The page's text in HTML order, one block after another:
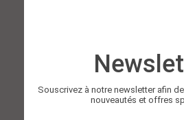
Souscrivez à notre newsletter afin
nouveautés et offres